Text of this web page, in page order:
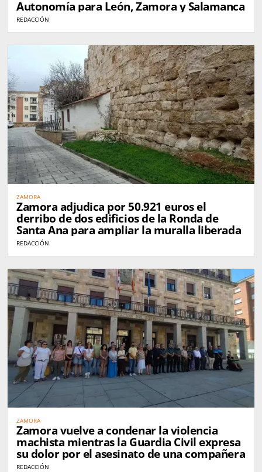
Autonomía para León, Zamora y Salamanca
REDACCIÓN
ZAMORA
Zamora adjudica por 50.921 euros el
derribo de dos edificios de la Ronda de
Santa Ana para ampliar la muralla liberada
REDACCIÓN
ZAMORA
Zamora vuelve a condenar la violencia
machista mientras la Guardia Civil expresa
su dolor por el asesinato de una compañera
REDACCIÓN